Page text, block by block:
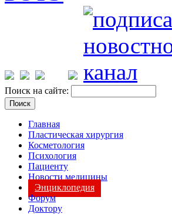
Поиск на сайте:
Главная
Пластическая хирургия
Косметология
Психология
Пациенту
Новости медицины
Энциклопедия
Форум
Доктору